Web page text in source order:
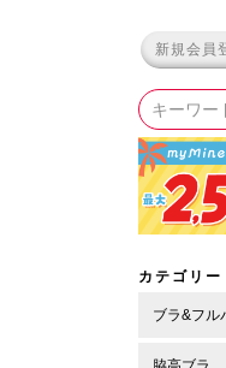
新規会員
カテゴリー
ブラ&フル